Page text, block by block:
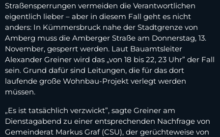
Straßensperrungen vermeiden die Verantwortlichen
eigentlich lieber – aber in diesem Fall geht es nicht
anders: In Kümmersbruck nahe der Stadtgrenze von
Amberg muss die Amberger Straße am Donnerstag, 13.
November, gesperrt werden. Laut Bauamtsleiter
Alexander Greiner wird das „von 18 bis 22, 23 Uhr” der Fall
sein. Grund dafür sind Leitungen, die für das dort
laufende große Wohnbau-Projekt verlegt werden
müssen.
„Es ist tatsächlich verzwickt”, sagte Greiner am
Dienstagabend zu einer entsprechenden Nachfrage von
Gemeinderat Markus Graf (CSU), der gerüchteweise von